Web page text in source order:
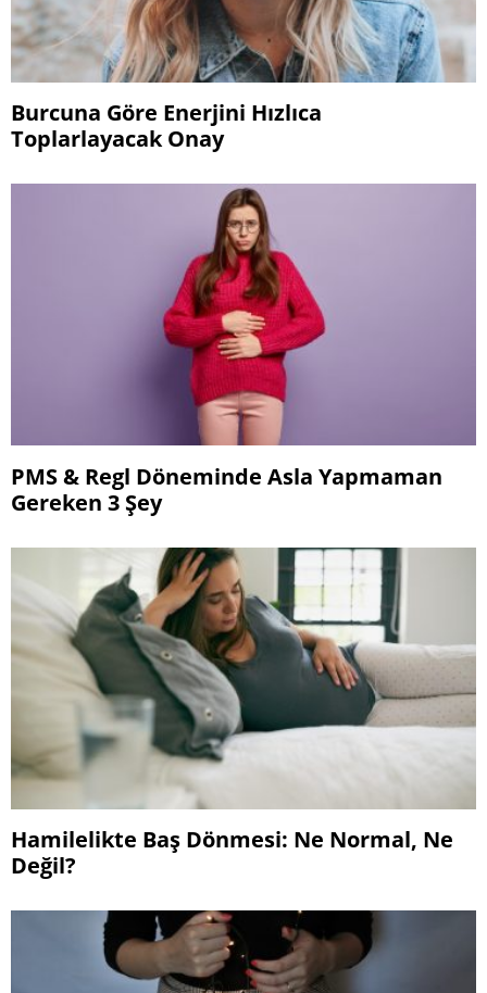
Burcuna Göre Enerjini Hızlıca
Toplarlayacak Onay
PMS & Regl Döneminde Asla Yapmaman
Gereken 3 Şey
Hamilelikte Baş Dönmesi: Ne Normal, Ne
Değil?